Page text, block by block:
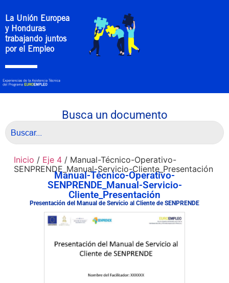
La Unión Europea
y Honduras
trabajando juntos
por el Empleo
Busca un documento
Inicio / Eje 4/ Manual-Técnico-Operativo-
SENPRENDE_Manual-Servicio-Cliente_Presentación
Manual-Técnico-Operativo-
SENPRENDE_Manual-Servicio-
Cliente_Presentación
Presentación del Manual de Servicio al Cliente de SENPRENDE
Descargar Documento